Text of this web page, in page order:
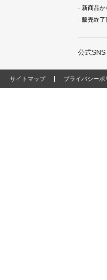
新商品か
販売終了
公式SNS
サイトマップ プライバシーポ